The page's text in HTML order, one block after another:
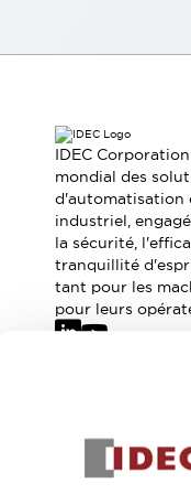
Semi-conducteurs
Équipements
Pour une traçabilité
Remplacement facile
Systèmes de
Tableaux électriques
Tout explorer
Tout explorer
Solutions
Solutions de sécurité
Concept de sécurité
IDEC
mondial des
d'automatisation
industriel,
la sécurité,
tranquillité
tant pour les
pour leurs